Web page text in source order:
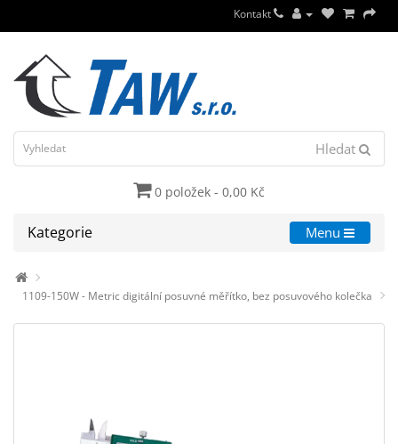
Kontakt
Hledat
0 položek - 0,00 Kč
Kategorie Menu
1109-150W - Metric digitální posuvné měřítko, bez posuvového kolečka